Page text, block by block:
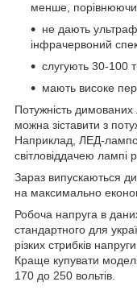
менше,
не дають
інфрачервоний
слугують 30-100
мають високе
Потужність
можна зіставити з
Наприклад, ЛЕД-
світловіддачею лампі
Зараз випускаються
на максимально
Робоча напруга в
стандартного для
різких стрибків
Краще купувати
170 до 250 вольтів.